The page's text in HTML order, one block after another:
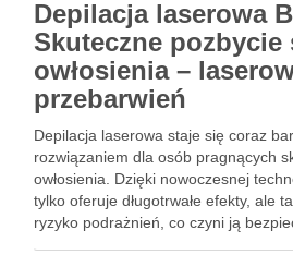
Depilacja laserowa
Skuteczne pozbycie
owłosienia –
przebarwień
Depilacja laserowa staje się coraz
rozwiązaniem dla osób pragnących
owłosienia. Dzięki nowoczesnej
tylko oferuje długotrwałe efekty, ale
ryzyko podrażnień, co czyni ją